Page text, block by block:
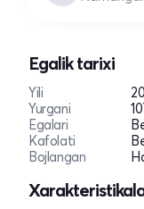
Egalik tarixi
Yili
Yurgani
Egalari
Kafolati
Bojlangan